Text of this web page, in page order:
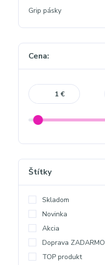
Grip pásky
Cena:
€
Štítky
Skladom
Novinka
Akcia
Doprava ZADARMO
TOP produkt